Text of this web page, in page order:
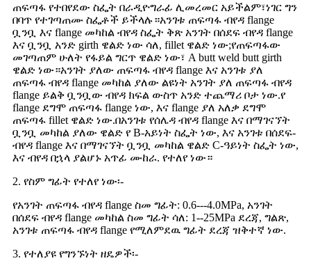
ጠፍጣፋ የተበየደው ስፌት በራዲዮግራፊ ሊመረመር አይችልም፣ነገር ግን
በባጥ የተገጣጠሙ ስፌቶች ይችላሉ።አንገቱ ጠፍጣፋ ብየዳ flange
ቧንቧ እና flange መካከል ብየዳ ስፌት ቅጽ አንገት በሰደፍ ብየዳ flange
እና ቧንቧ አንድ girth ዌልድ ነው ሳለ, fillet ዌልድ ነው;የጠፍጣፋው
መገጣጠም ሁለት የፋይል ግርጥ ዌልድ ነው፣ A butt weld butt girth
ዌልድ ነው።አንገት ያለው ጠፍጣፋ ብየዳ flange እና አንገቱ ያለ
ጠፍጣፋ ብየዳ flange መካከል ያለው ልዩነት አንገት ያለ ጠፍጣፋ ብየዳ
flange ይልቅ ቧንቧው ብየዳ ክፍል ውስጥ አንድ ተጨማሪ ቦታ ነው.የ
flange ደግሞ ጠፍጣፋ flange ነው, እና flange ያለ አለቃ ደግሞ
ጠፍጣፋ fillet ዌልድ ነው.በአንገቱ የሰሌዳ ብየዳ flange እና በማገናኘት
ቧንቧ መካከል ያለው ዌልድ የ B-አይነት ስፌት ነው, እና አንገቱ በሰደፍ-
ብየዳ flange እና በማገናኘት ቧንቧ መካከል ዌልድ C-ዓይነት ስፌት ነው,
እና ብየዳ በኋላ ያልሆኑ አጥፊ ሙከራ. የተለየ ነው።
2. የስም ግፊት የተለየ ነው፡-
የአንገት ጠፍጣፋ ብየዳ flange ስመ ግፊት: 0.6---4.0MPa, አንገት
በሰደፍ ብየዳ flange መካከል ስመ ግፊት ሳለ: 1--25MPa ደረጃ, ግልጽ,
አንገቱ ጠፍጣፋ ብየዳ flange የሚለምደዉ ግፊት ደረጃ ዝቅተኛ ነው.
3. የተለያዩ የግንኙነት ዘዴዎች፡-